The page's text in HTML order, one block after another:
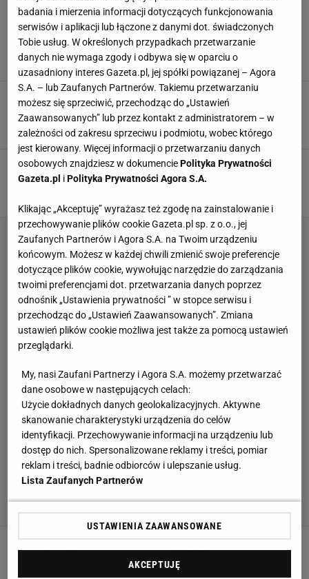
Koszmar piłkarza Widzewa. W tym roku już nie
zagra
Jacek Hafka,17 KWIETNIA 2026, 15:04
Dramatyczna kontuzja piłkarza. Będzie głośno
o tym, co zrobił Widzew
Szymon Mańkowski,29 STYCZNIA 2026, 14:35
Z Częstochowy płyną fatalne wieści. Po tym
Dawid Szwarga się załamie
Sceny grozy na meczu ekstraklasy. Podolski
badania i mierzenia informacji dotyczących funkcjonowania
serwisów i aplikacji lub łączone z danymi dot. świadczonych
Tobie usług. W określonych przypadkach przetwarzanie
danych nie wymaga zgody i odbywa się w oparciu o
uzasadniony interes Gazeta.pl, jej spółki powiązanej – Agora
S.A. – lub Zaufanych Partnerów. Takiemu przetwarzaniu
możesz się sprzeciwić, przechodząc do „Ustawień
Zaawansowanych” lub przez kontakt z administratorem – w
zależności od zakresu sprzeciwu i podmiotu, wobec którego
jest kierowany. Więcej informacji o przetwarzaniu danych
osobowych znajdziesz w dokumenciePolityka Prywatności
Gazeta.pl iPolityka Prywatności Agora S.A.
Klikając „Akceptuję” wyrażasz też zgodę na zainstalowanie i
przechowywanie plików cookie Gazeta.pl sp. z o.o., jej
Zaufanych Partnerów i Agora S.A. na Twoim urządzeniu
końcowym. Możesz w każdej chwili zmienić swoje preferencje
dotyczące plików cookie, wywołując narzędzie do zarządzania
twoimi preferencjami dot. przetwarzania danych poprzez
odnośnik „Ustawienia prywatności ” w stopce serwisu i
przechodząc do „Ustawień Zaawansowanych”. Zmiana
ustawień plików cookie możliwa jest także za pomocą ustawień
przeglądarki.
My, nasi Zaufani Partnerzy i Agora S.A. możemy przetwarzać
dane osobowe w następujących celach:
Użycie dokładnych danych geolokalizacyjnych. Aktywne
skanowanie charakterystyki urządzenia do celów
identyfikacji. Przechowywanie informacji na urządzeniu lub
dostęp do nich. Spersonalizowane reklamy i treści, pomiar
reklam i treści, badnie odbiorców i ulepszanie usług.
Lista Zaufanych Partnerów
USTAWIENIA ZAAWANSOWANE
AKCEPTUJĘ